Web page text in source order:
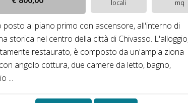
locali mq
posto al piano primo con ascensore, all'interno di
storica nel centro della città di Chivasso.
restaurato, è composto da un'ampia ziona
angolo cottura, due camere da letto, bagno,
...